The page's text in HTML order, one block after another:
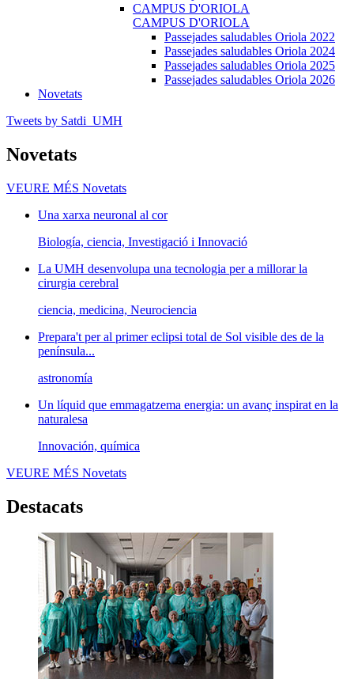
CAMPUS D'ORIOLA
CAMPUS D'ORIOLA
Passejades saludables Oriola 2022
Passejades saludables Oriola 2024
Passejades saludables Oriola 2025
Passejades saludables Oriola 2026
Novetats
Tweets by Satdi_UMH
Novetats
VEURE MÉS Novetats
Una xarxa neuronal al cor
Biología, ciencia, Investigació i Innovació
La UMH desenvolupa una tecnologia per a millorar la
cirurgia cerebral
ciencia, medicina, Neurociencia
Prepara't per al primer eclipsi total de Sol visible des de la
península...
astronomía
Un líquid que emmagatzema energia: un avanç inspirat en la
naturalesa
Innovación, química
VEURE MÉS Novetats
Destacats